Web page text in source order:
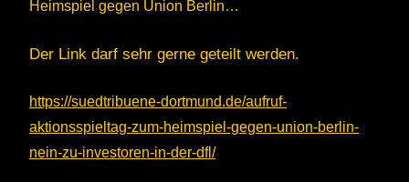
Heimspiel gegen Union Berlin…
Der Link darf sehr gerne geteilt werden.
https://suedtribuene-dortmund.de/aufruf-
aktionsspieltag-zum-heimspiel-gegen-union-berlin-
nein-zu-investoren-in-der-dfl/